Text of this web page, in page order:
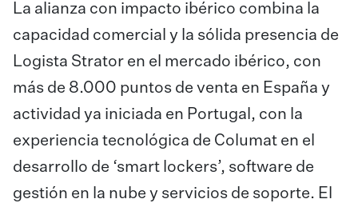
La alianza con impacto ibérico combina la
capacidad comercial y la sólida presencia de
Logista Strator en el mercado ibérico, con
más de 8.000 puntos de venta en España y
actividad ya iniciada en Portugal, con la
experiencia tecnológica de Columat en el
desarrollo de ‘smart lockers’, software de
gestión en la nube y servicios de soporte. El